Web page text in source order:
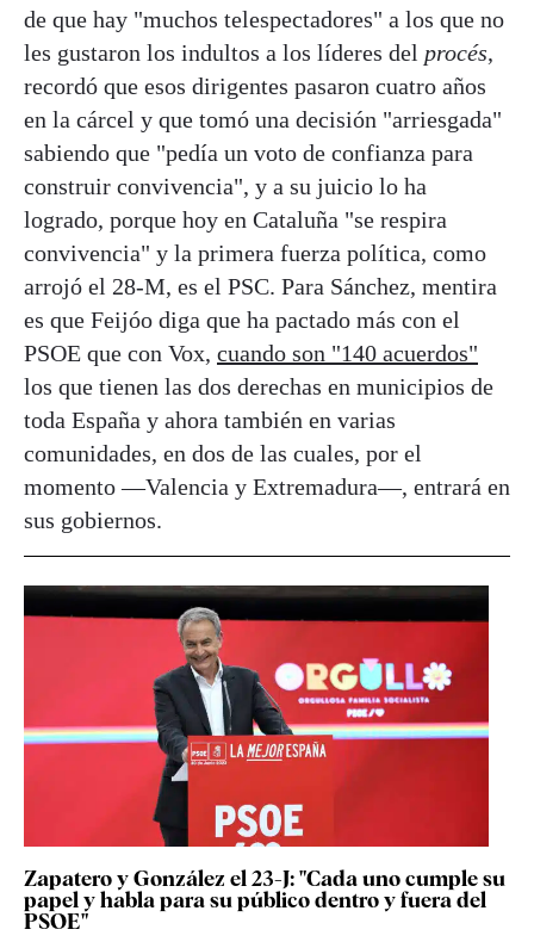
de que hay "muchos telespectadores" a los que no
les gustaron los indultos a los líderes del procés,
recordó que esos dirigentes pasaron cuatro años
en la cárcel y que tomó una decisión "arriesgada"
sabiendo que "pedía un voto de confianza para
construir convivencia", y a su juicio lo ha
logrado, porque hoy en Cataluña "se respira
convivencia" y la primera fuerza política, como
arrojó el 28-M, es el PSC. Para Sánchez, mentira
es que Feijóo diga que ha pactado más con el
PSOE que con Vox, cuando son "140 acuerdos"
los que tienen las dos derechas en municipios de
toda España y ahora también en varias
comunidades, en dos de las cuales, por el
momento —Valencia y Extremadura—, entrará en
sus gobiernos.
Zapatero y González el 23-J: "Cada uno cumple su
papel y habla para su público dentro y fuera del
PSOE"